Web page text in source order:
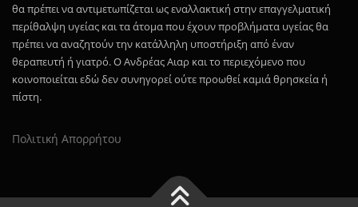
θα πρέπει να αντιμετωπίζεται ως εναλλακτική στην επαγγελματική
περίθαλψη υγείας και τα άτομα που έχουν προβλήματα υγείας θα
πρέπει να αναζητούν την κατάλληλη υποστήριξη από έναν
θεραπευτή ή γιατρό. Ο Ανδρέας Αιαρ και το περιεχόμενο που
κοινοποιείται εδώ δεν συνηγορεί ούτε προωθεί καμιά θρησκεία ή
πίστη.
Πολιτική Απορρήτου